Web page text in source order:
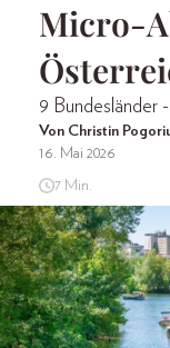
Micro-
9 Bundesländer
Von Christin
16. Mai 2026
7 Min.